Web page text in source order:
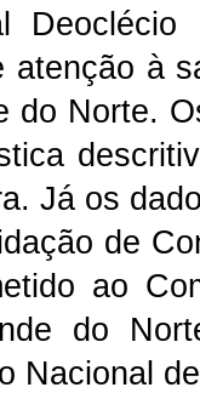
atenção à
do Norte.
Já os
de
ao
do
Nacional